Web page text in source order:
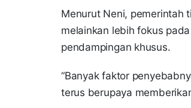
Menurut Neni, pemerintah
melainkan lebih fokus
pendampingan khusus.
“Banyak faktor
terus berupaya